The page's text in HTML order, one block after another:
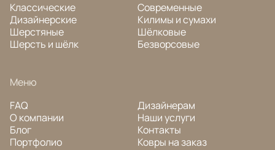
Классические
Дизайнерские
Шерстяные
Шерсть и шёлк
Современные
Килимы и сумахи
Шёлковые
Безворсовые
Меню
FAQ
О компании
Блог
Портфолио
Дизайнерам
Наши услуги
Контакты
Ковры на заказ